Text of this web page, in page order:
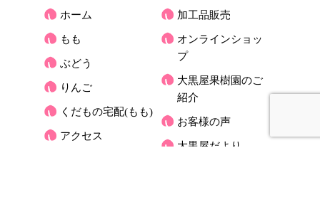
ホーム
もも
ぶどう
りんご
くだもの宅配(もも)
アクセス
加工品販売
オンラインショッ
プ
大黒屋果樹園のご
紹介
お客様の声
大黒屋だより